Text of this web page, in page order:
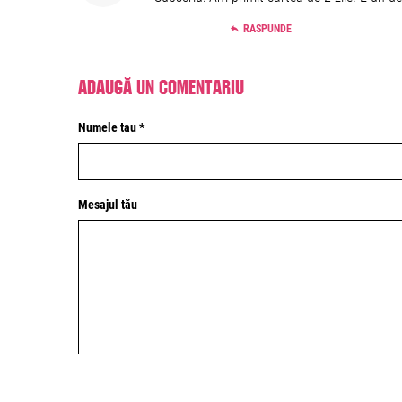
RASPUNDE
Adaugă un comentariu
Numele tau *
Mesajul tău